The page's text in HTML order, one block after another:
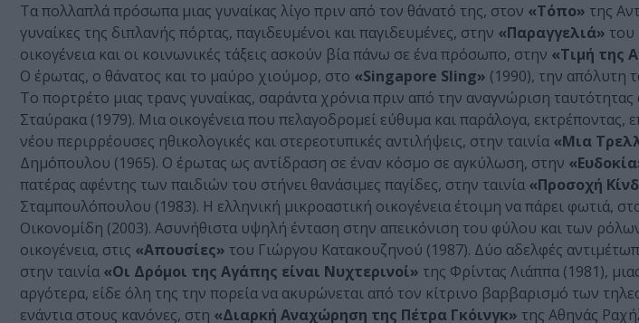
Τα πολλαπλά πρόσωπα μιας γυναίκας λίγο πριν από τον θάνατό της, στον «Τόπο» της
γυναίκες της διπλανής πόρτας, παγιδευμένοι και παγιδευμένες, στην «Παραγγελιά» του
οικογένεια και οι κοινωνικές τάξεις ασκούν βία πάνω σε ένα πρόσωπο, στην «Τιμή της
Ο έρωτας, ο θάνατος και το μαύρο χιούμορ, στο «Singapore Sling» (1990), την απόλυτη
Το πορτρέτο μιας τρανς γυναίκας, σαράντα χρόνια πριν από την αναγνώριση
Σταύρακα (1979). Μια οικογένεια που πελαγοδρομεί εύθυμα και παράλογα, εκτρέποντας,
νέου περιρρέουσες ηθικολογικές και στερεοτυπικές αντιλήψεις, στην ταινία «Μια
Δημόπουλου (1965). O έρωτας ως αντίδραση σε έναν κόσμο σε αγκύλωση, στην
πατέρας αφέντης των παιδιών του στήνει θανάσιμες παγίδες, στην ταινία «Προσοχή
Σταμπουλόπουλου (1983). Η ελληνική μικροαστική οικογένεια έτοιμη να πάρει φωτιά,
Οικονομίδη (2003). Ασυνήθιστα υψηλή ένταση στην απεικόνιση του φύλου και των
οικογένεια, στις «Απουσίες» του Γιώργου Κατακουζηνού (1987). Δύο αδελφές
στην ταινία «Οι Δρόμοι της Αγάπης είναι Νυχτερινοί» της Φρίντας Λιάππα (1981),
αργότερα, είδε όλη της την πορεία να ακυρώνεται από τον κίτρινο βαρβαρισμό των
ενάντια στους κανόνες, στη «Διαρκή Αναχώρηση της Πέτρα Γκόινγκ» της Αθηνάς